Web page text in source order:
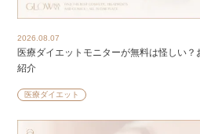
2026.08.07
医療ダイエットモニターが無料は怪しい？
紹介
医療ダイエット